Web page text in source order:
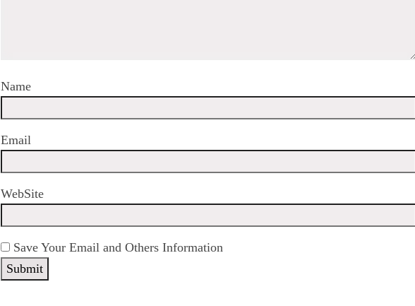
Name
Email
WebSite
Save Your Email and Others Information